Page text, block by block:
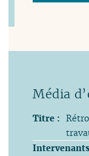
Titre :